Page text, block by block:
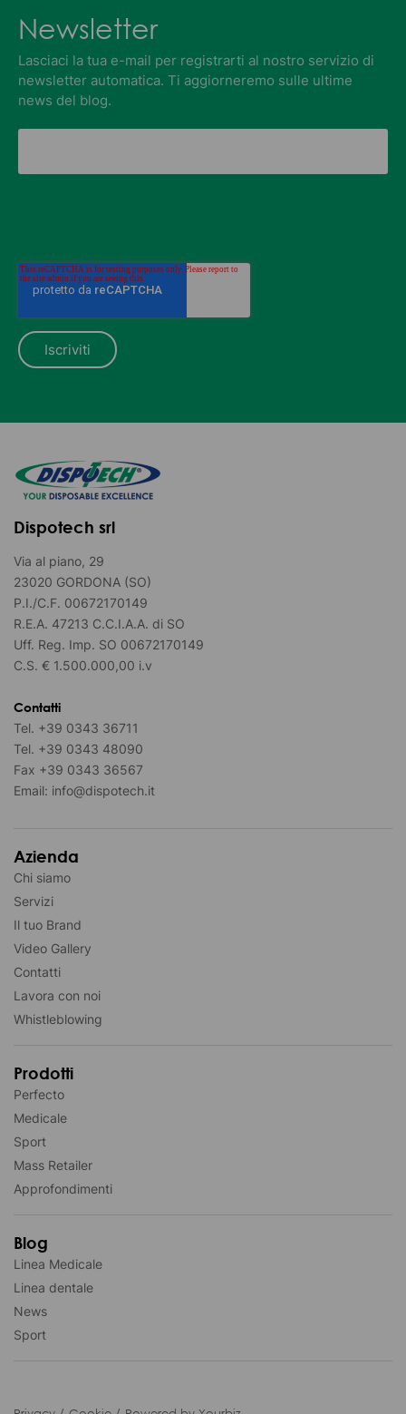
Newsletter
Lasciaci la tua e-mail per registrarti al nostro servizio di
newsletter automatica. Ti aggiorneremo sulle ultime
news del blog.
Dispotech srl
Via al piano, 29
23020 GORDONA (SO)
P.I./C.F. 00672170149
R.E.A. 47213 C.C.I.A.A. di SO
Uff. Reg. Imp. SO 00672170149
C.S. € 1.500.000,00 i.v
Contatti
Tel. +39 0343 36711
Tel. +39 0343 48090
Fax +39 0343 36567
Email: info@dispotech.it
Azienda
Chi siamo
Servizi
Il tuo Brand
Video Gallery
Contatti
Lavora con noi
Whistleblowing
Prodotti
Perfecto
Medicale
Sport
Mass Retailer
Approfondimenti
Blog
Linea Medicale
Linea dentale
News
Sport